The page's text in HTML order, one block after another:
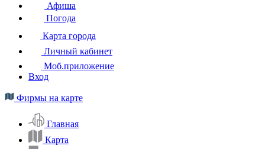
Афиша
Погода
Карта города
Личный кабинет
Моб.приложение
Вход
Фирмы на карте
Главная
Карта